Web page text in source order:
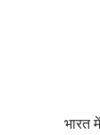
भारत